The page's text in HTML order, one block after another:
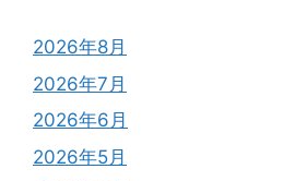
2026年8月
2026年7月
2026年6月
2026年5月